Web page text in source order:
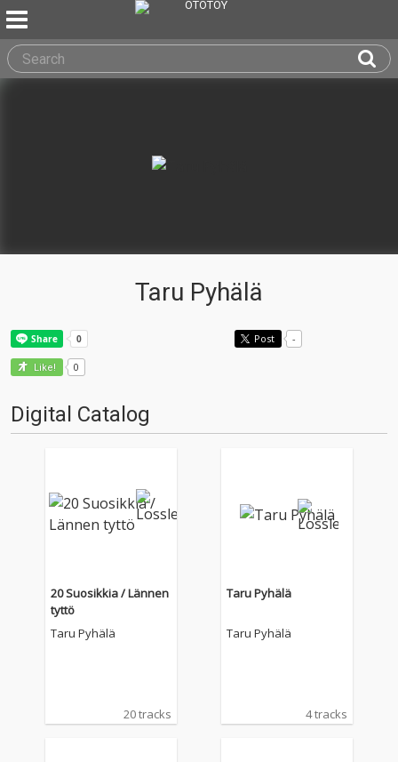
Taru Pyhälä
Post -
Like! 0
Digital Catalog
20 Suosikkia / Lännen
tyttö
Taru Pyhälä
20 tracks
Taru Pyhälä
Taru Pyhälä
4 tracks